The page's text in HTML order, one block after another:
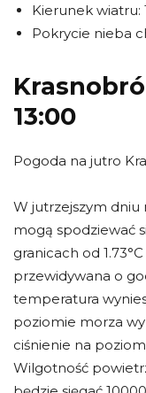
Kierunek wiatru:
Pokrycie nieba
13:00
Pogoda na jutro
W jutrzejszym dniu
mogą spodziewać
granicach od
przewidywana o
temperatura
poziomie morza
ciśnienie na
Wilgotność